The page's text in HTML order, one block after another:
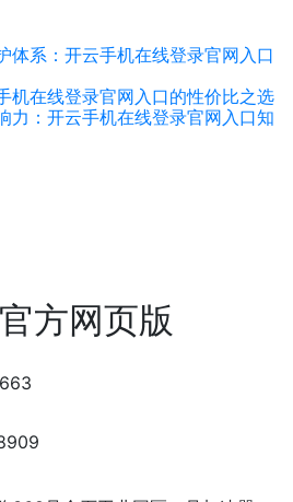
体系：开云手机在线登录官网入口
机在线登录官网入口的性价比之选
力：开云手机在线登录官网入口知
方网页版